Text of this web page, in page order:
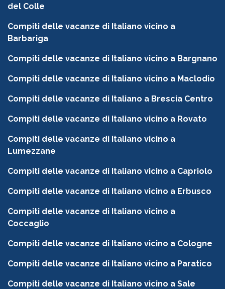
del Colle
Compiti delle vacanze di Italiano vicino a
Barbariga
Compiti delle vacanze di Italiano vicino a Bargnano
Compiti delle vacanze di Italiano vicino a Maclodio
Compiti delle vacanze di Italiano a Brescia Centro
Compiti delle vacanze di Italiano vicino a Rovato
Compiti delle vacanze di Italiano vicino a
Lumezzane
Compiti delle vacanze di Italiano vicino a Capriolo
Compiti delle vacanze di Italiano vicino a Erbusco
Compiti delle vacanze di Italiano vicino a
Coccaglio
Compiti delle vacanze di Italiano vicino a Cologne
Compiti delle vacanze di Italiano vicino a Paratico
Compiti delle vacanze di Italiano vicino a Sale